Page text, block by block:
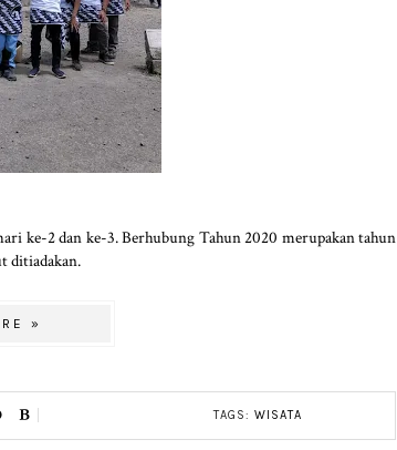
ke-2 dan ke-3. Berhubung Tahun 2020 merupakan tahun
ditiadakan.
»
TAGS: WISATA